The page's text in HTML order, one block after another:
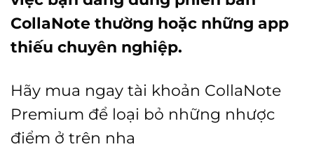
CollaNote thường hoặc những app
thiếu chuyên nghiệp.
Hãy mua ngay tài khoản CollaNote
Premium để loại bỏ những nhược
điểm ở trên nha